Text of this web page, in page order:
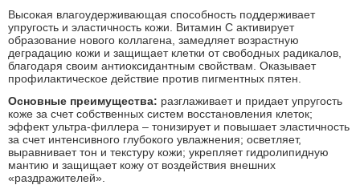
Высокая влагоудерживающая способность поддерживает
упругость и эластичность кожи. Витамин С активирует
образование нового коллагена, замедляет возрастную
деградацию кожи и защищает клетки от свободных радикалов,
благодаря своим антиоксидантным свойствам. Оказывает
профилактическое действие против пигментных пятен.
Основные преимущества: разглаживает и придает упругость
коже за счет собственных систем восстановления клеток;
эффект ультра-филлера – тонизирует и повышает эластичность
за счет интенсивного глубокого увлажнения; осветляет,
выравнивает тон и текстуру кожи; укрепляет гидролипидную
мантию и защищает кожу от воздействия внешних
«раздражителей».